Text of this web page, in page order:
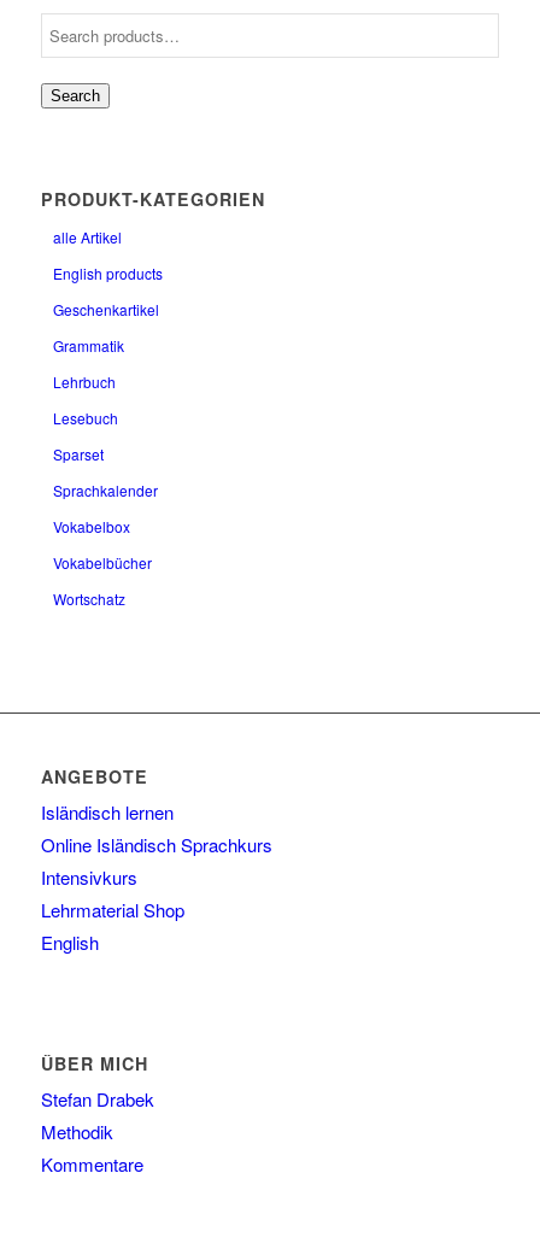
Search
PRODUKT-KATEGORIEN
alle Artikel
English products
Geschenkartikel
Grammatik
Lehrbuch
Lesebuch
Sparset
Sprachkalender
Vokabelbox
Vokabelbücher
Wortschatz
ANGEBOTE
Isländisch lernen
Online Isländisch Sprachkurs
Intensivkurs
Lehrmaterial Shop
English
ÜBER MICH
Stefan Drabek
Methodik
Kommentare